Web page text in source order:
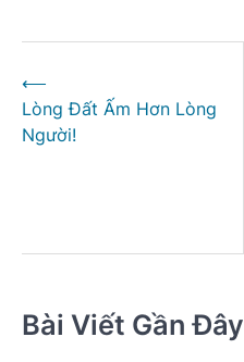
hướng
bài
⟵
Lòng Đất Ấm Hơn Lòng
Người!
Bài Viết Gần Đây